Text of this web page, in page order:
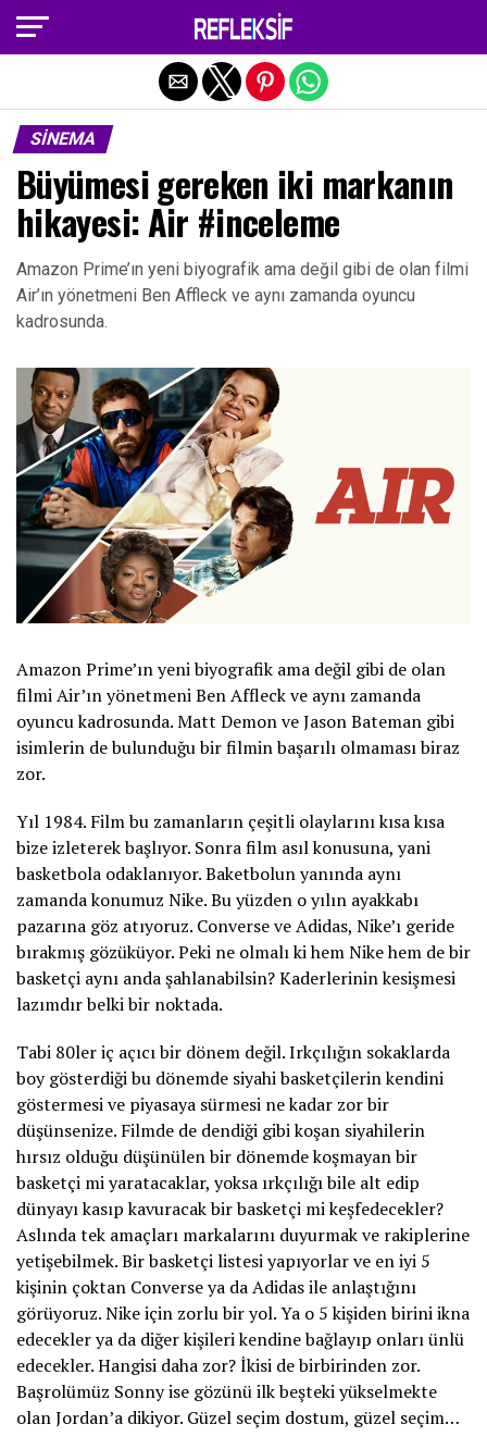
SINEMA
Büyümesi gereken iki markanın
hikayesi: Air #inceleme
Amazon Prime’ın yeni biyografik ama değil gibi de olan filmi
Air’ın yönetmeni Ben Affleck ve aynı zamanda oyuncu
kadrosunda.
Amazon Prime’ın yeni biyografik ama değil gibi de olan
filmi Air’ın yönetmeni Ben Affleck ve aynı zamanda
oyuncu kadrosunda. Matt Demon ve Jason Bateman gibi
isimlerin de bulunduğu bir filmin başarılı olmaması biraz
zor.
Yıl 1984. Film bu zamanların çeşitli olaylarını kısa kısa
bize izleterek başlıyor. Sonra film asıl konusuna, yani
basketbola odaklanıyor. Baketbolun yanında aynı
zamanda konumuz Nike. Bu yüzden o yılın ayakkabı
pazarına göz atıyoruz. Converse ve Adidas, Nike’ı geride
bırakmış gözüküyor. Peki ne olmalı ki hem Nike hem de bir
basketçi aynı anda şahlanabilsin? Kaderlerinin kesişmesi
lazımdır belki bir noktada.
Tabi 80ler iç açıcı bir dönem değil. Irkçılığın sokaklarda
boy gösterdiği bu dönemde siyahi basketçilerin kendini
göstermesi ve piyasaya sürmesi ne kadar zor bir
düşünsenize. Filmde de dendiği gibi koşan siyahilerin
hırsız olduğu düşünülen bir dönemde koşmayan bir
basketçi mi yaratacaklar, yoksa ırkçılığı bile alt edip
dünyayı kasıp kavuracak bir basketçi mi keşfedecekler?
Aslında tek amaçları markalarını duyurmak ve rakiplerine
yetişebilmek. Bir basketçi listesi yapıyorlar ve en iyi 5
kişinin çoktan Converse ya da Adidas ile anlaştığını
görüyoruz. Nike için zorlu bir yol. Ya o 5 kişiden birini ikna
edecekler ya da diğer kişileri kendine bağlayıp onları ünlü
edecekler. Hangisi daha zor? İkisi de birbirinden zor.
Başrolümüz Sonny ise gözünü ilk beşteki yükselmekte
olan Jordan’a dikiyor. Güzel seçim dostum, güzel seçim…
Exit mobile version